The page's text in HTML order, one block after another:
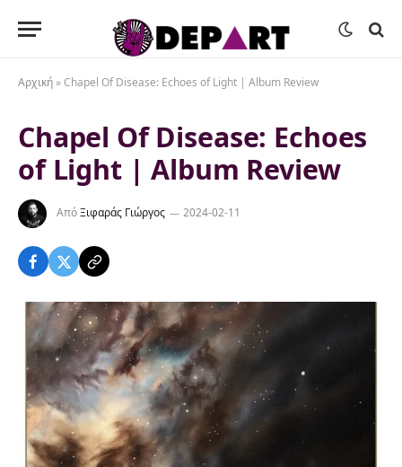
Αρχική »Chapel Of Disease: Echoes of Light | Album Review
Chapel Of Disease: Echoes
of Light | Album Review
ΑπόΞιφαράς Γιώργος 2024-02-11